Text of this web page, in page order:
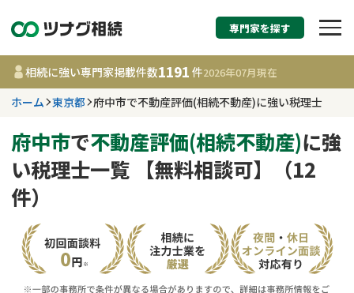
相続税申告・相続手
す
東京都
事務所 1191
件
相談内容で探す
遺言書作成・遺言執行
費用相場
専門家を探す
相続に強い専門家掲載件数1191 件2026年07月現在
ホーム 東京都 府中市で不動産評価(相続不動産)に強い税理士
府中市で不動産評価(相続不動産)に強
い税理士一覧 【無料相談可】（12
件）